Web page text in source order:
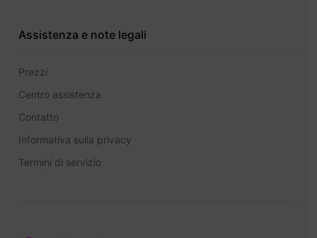
Assistenza e note legali
Prezzi
Centro assistenza
Contatto
Informativa sulla privacy
Termini di servizio